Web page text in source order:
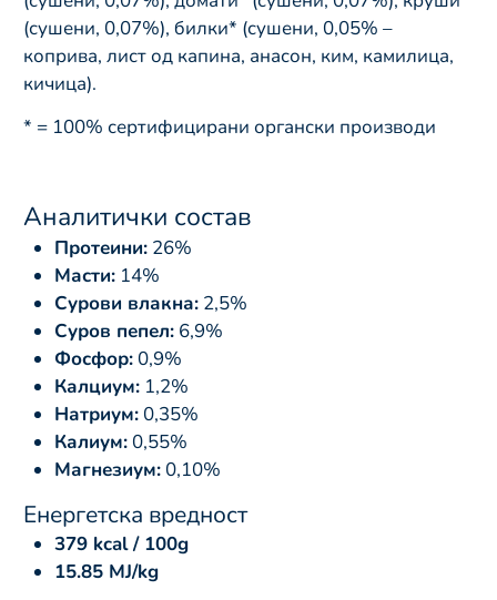
(сушени, 0,07%), билки* (сушени, 0,05% –
коприва, лист од капина, анасон, ким, камилица,
кичица).
* = 100% сертифицирани органски производи
Аналитички состав
Протеини: 26%
Масти: 14%
Сурови влакна: 2,5%
Суров пепел: 6,9%
Фосфор: 0,9%
Калциум: 1,2%
Натриум: 0,35%
Калиум: 0,55%
Магнезиум: 0,10%
Енергетска вредност
379 kcal / 100g
15.85 MJ/kg